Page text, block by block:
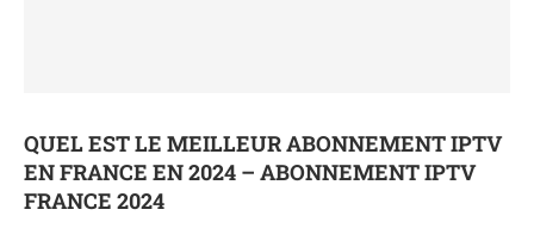
QUEL EST LE MEILLEUR ABONNEMENT IPTV
EN FRANCE EN 2024 – ABONNEMENT IPTV
FRANCE 2024